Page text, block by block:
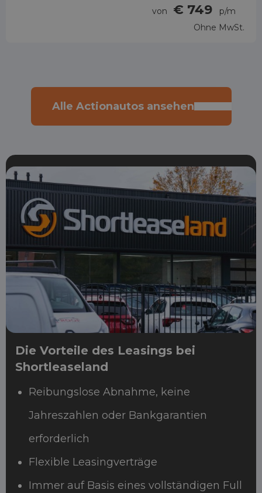
von
€ 749
p/m
Ohne MwSt.
Alle Actionautos ansehen
Die Vorteile des Leasings bei
Shortleaseland
Reibungslose Abnahme, keine
Jahreszahlen oder Bankgarantien
erforderlich
Flexible Leasingverträge
Immer auf Basis eines vollständigen Full